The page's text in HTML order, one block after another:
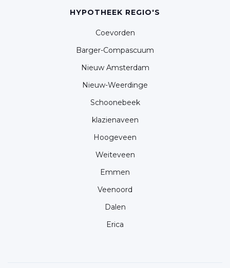
HYPOTHEEK REGIO'S
Coevorden
Barger-Compascuum
Nieuw Amsterdam
Nieuw-Weerdinge
Schoonebeek
klazienaveen
Hoogeveen
Weiteveen
Emmen
Veenoord
Dalen
Erica